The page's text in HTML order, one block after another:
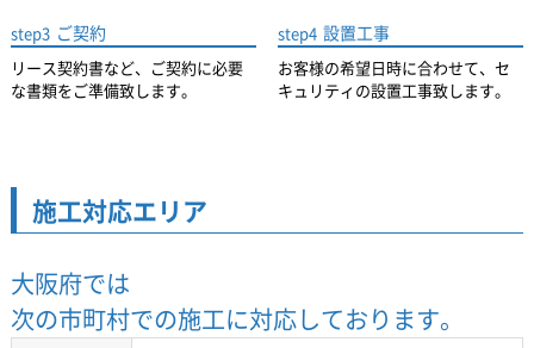
step3 ご契約
リース契約書など、ご契約に必要
な書類をご準備致します。
step4 設置工事
お客様の希望日時に合わせて、セ
キュリティの設置工事致します。
施工対応エリア
大阪府では
次の市町村での施工に対応しております。